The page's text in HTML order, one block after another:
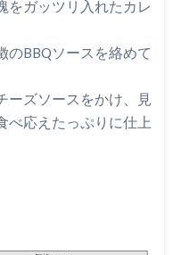
をガッツリ入れたカレ
のBBQソースを絡めて
ーズソースをかけ、見
べ応えたっぷりに仕上